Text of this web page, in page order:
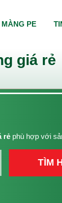
giá rẻ
rẻ phù hợp với
TÌM
PE